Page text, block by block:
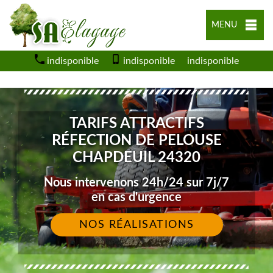
MENU
indisponible indisponible indisponible
TARIFS ATTRACTIFS
RÉFECTION DE PELOUSE
CHAPDEUIL 24320
Nous intervenons 24h/24 sur 7j/7
en cas d'urgence
NOS RÉALISATIONS